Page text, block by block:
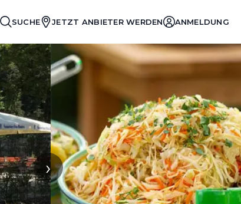
SUCHE JETZT ANBIETER WERDEN ANMELDUNG
›